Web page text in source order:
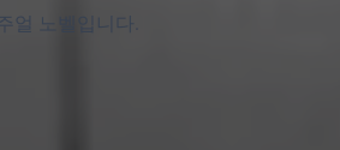
얼 노벨입니다.